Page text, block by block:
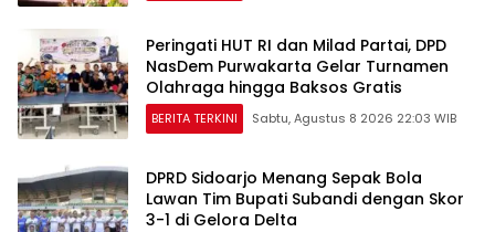
Peringati HUT RI dan Milad Partai, DPD
NasDem Purwakarta Gelar Turnamen
Olahraga hingga Baksos Gratis
BERITA TERKINI Sabtu, Agustus 8 2026 22:03 WIB
DPRD Sidoarjo Menang Sepak Bola
Lawan Tim Bupati Subandi dengan Skor
3-1 di Gelora Delta